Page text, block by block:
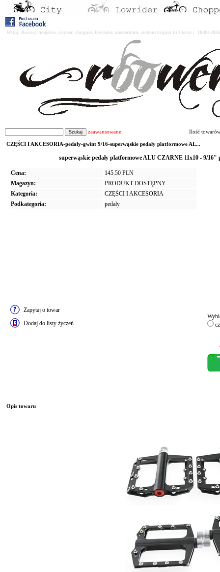
Witaj. Rowery miejskie, cruiser, chopper, lowrider, amsterdam, custom kupisz tu i teraz : 10-08-
zaawansowane Ilość
CZĘŚCI I AKCESORIA-pedały-gwint 9/16-superwąskie pedały platformowe AL...
superwąskie pedały platformowe ALU CZARNE 11x10 - 9/
Cena:
145.50 PLN
Magazyn:
PRODUKT DOSTĘPNY
Kategoria:
CZĘŚCI I AKCESORIA
Podkategoria:
pedały
Zapytaj o towar
Dodaj do listy życzeń
Opis towaru